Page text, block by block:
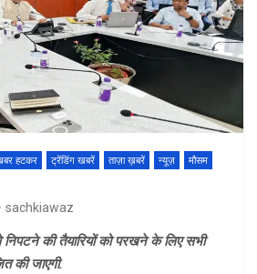
हटकर ट्रेंडिंग खबरें ताज़ा ख़बरें न्यूज़
मौसम
sachkiawaz
की तैयारियों को परखने के लिए सभी
की जाएगी.